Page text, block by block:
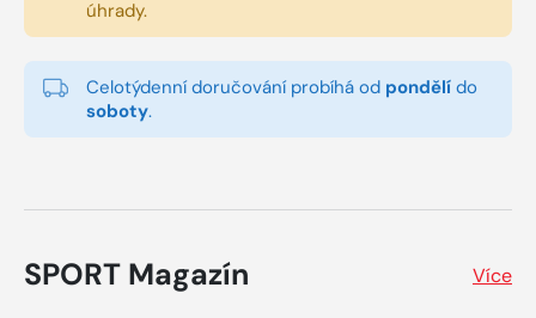
úhrady.
Celotýdenní doručování probíhá od pondělí do
soboty.
SPORT Magazín Více